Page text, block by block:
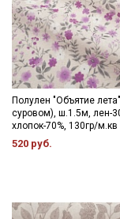
Полулен "Объятие
суровом), ш.1.5м, лен-
хлопок-70%, 130гр/м.кв
520 руб.